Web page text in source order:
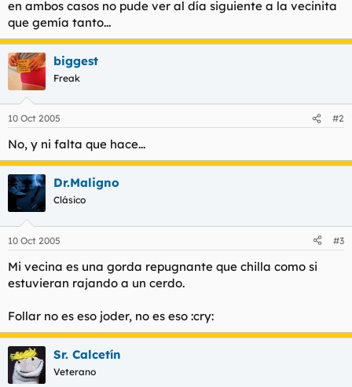
a
en ambos casos no pude ver al día siguiente a la vecinita
que gemía tanto...
biggest
Freak
10 Oct 2005 #2
No, y ni falta que hace...
Dr.Maligno
Clásico
10 Oct 2005 #3
Mi vecina es una gorda repugnante que chilla como si
estuvieran rajando a un cerdo.
Follar no es eso joder, no es eso :cry:
Sr. Calcetín
Veterano